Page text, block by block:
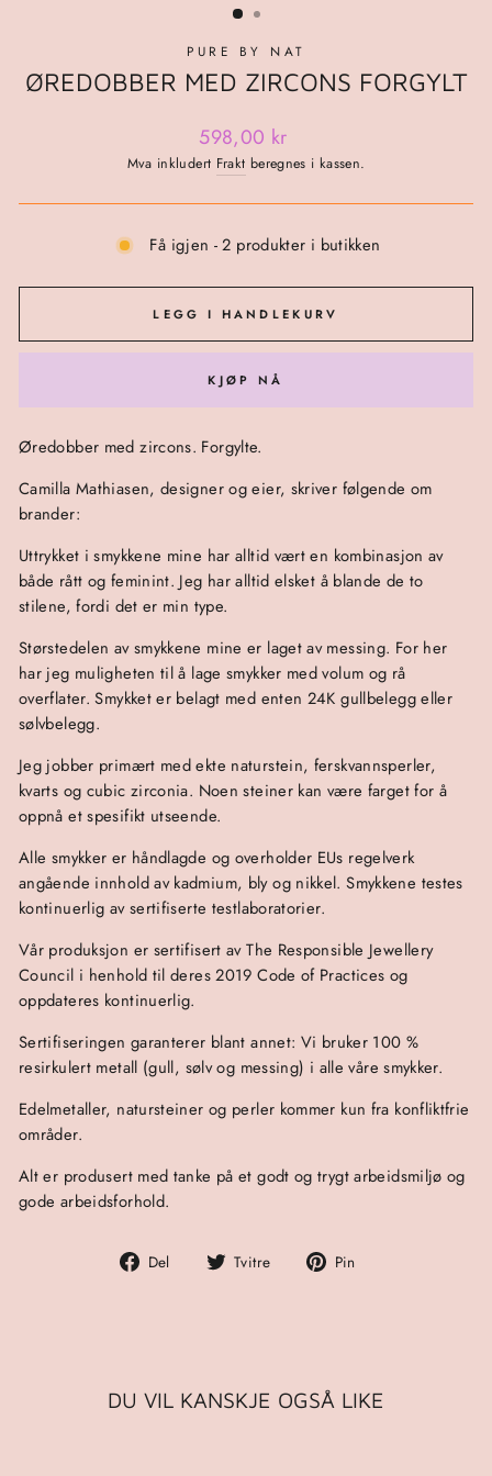
PURE BY NAT
ØREDOBBER MED ZIRCONS FORGYLT
Ordinær
pris
598,00 kr
Mva inkludert Frakt beregnes i kassen.
Få igjen - 2 produkter i butikken
LEGG I HANDLEKURV
KJØP NÅ
Øredobber med zircons. Forgylte.
Camilla Mathiasen, designer og eier, skriver følgende om
brander:
Uttrykket i smykkene mine har alltid vært en kombinasjon av
både rått og feminint. Jeg har alltid elsket å blande de to
stilene, fordi det er min type.
Størstedelen av smykkene mine er laget av messing. For her
har jeg muligheten til å lage smykker med volum og rå
overflater. Smykket er belagt med enten 24K gullbelegg eller
sølvbelegg.
Jeg jobber primært med ekte naturstein, ferskvannsperler,
kvarts og cubic zirconia. Noen steiner kan være farget for å
oppnå et spesifikt utseende.
Alle smykker er håndlagde og overholder EUs regelverk
angående innhold av kadmium, bly og nikkel. Smykkene testes
kontinuerlig av sertifiserte testlaboratorier.
Vår produksjon er sertifisert av The Responsible Jewellery
Council i henhold til deres 2019 Code of Practices og
oppdateres kontinuerlig.
Sertifiseringen garanterer blant annet: Vi bruker 100 %
resirkulert metall (gull, sølv og messing) i alle våre smykker.
Edelmetaller, natursteiner og perler kommer kun fra konfliktfrie
områder.
Alt er produsert med tanke på et godt og trygt arbeidsmiljø og
gode arbeidsforhold.
Del
Del
Tvitre
Tvitre Pin
DU VIL KANSKJE OGSÅ LIKE